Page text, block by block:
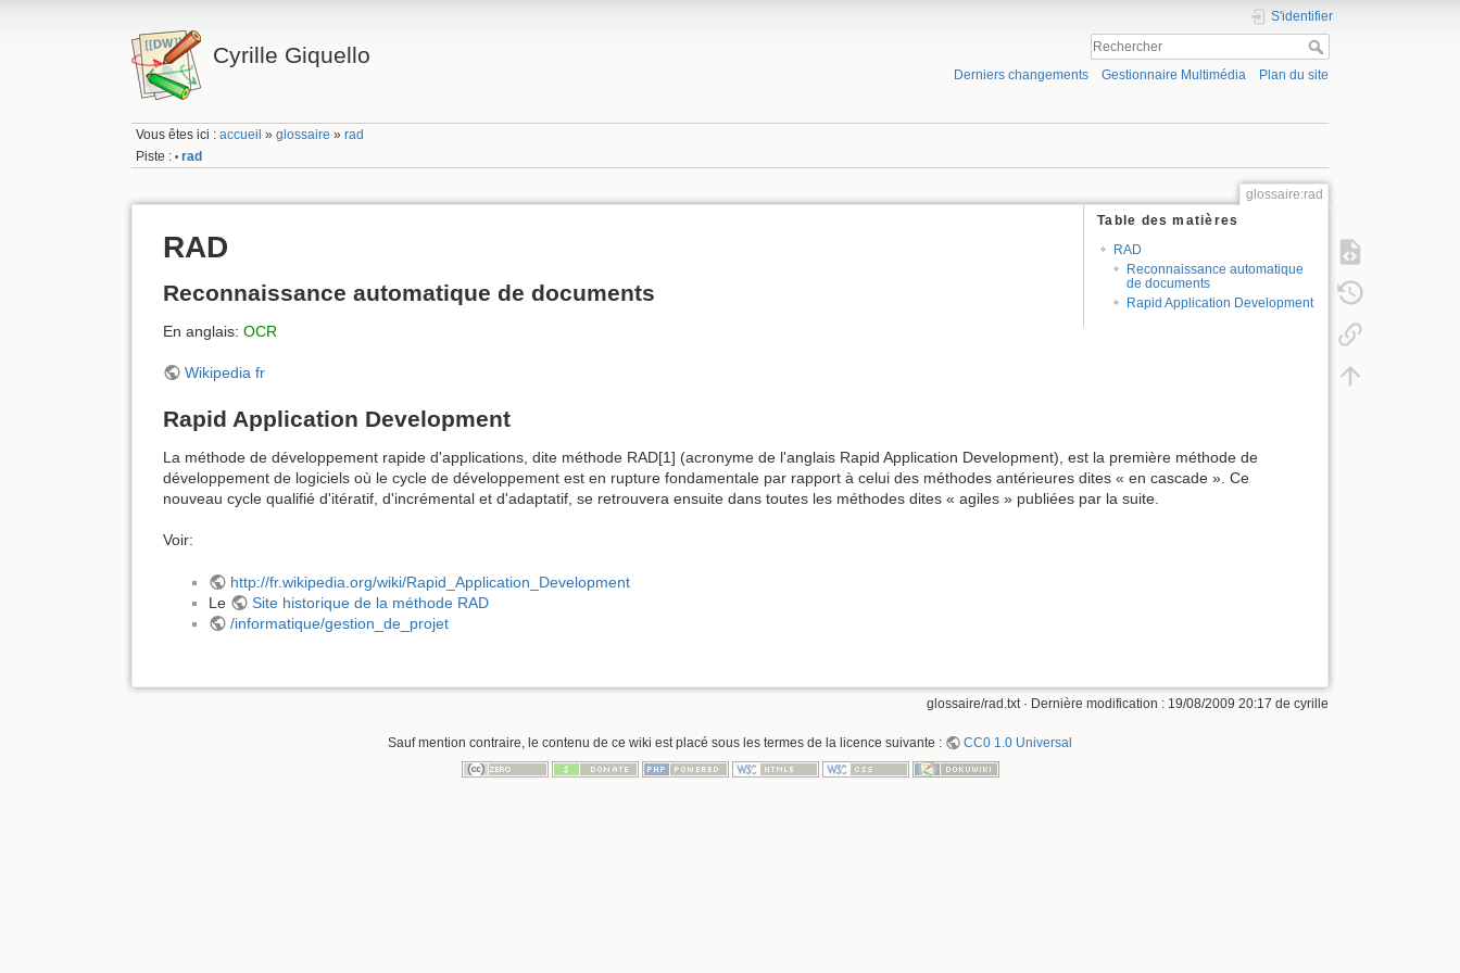
Cyrille Giquello
S'identifier
Derniers changements Gestionnaire Multimédia Plan du site
Vous êtes ici :accueil »glossaire »rad
Piste : • rad
glossaire:rad
Table des matières
RAD
Reconnaissance automatique
de documents
Rapid Application Development
RAD
Reconnaissance automatique de documents
En anglais: OCR
Wikipedia fr
Rapid Application Development
La méthode de développement rapide d'applications, dite méthode RAD[1] (acronyme de l'anglais Rapid Application Development), est la première méthode de
développement de logiciels où le cycle de développement est en rupture fondamentale par rapport à celui des méthodes antérieures dites « en cascade ». Ce
nouveau cycle qualifié d'itératif, d'incrémental et d'adaptatif, se retrouvera ensuite dans toutes les méthodes dites « agiles » publiées par la suite.
Voir:
http://fr.wikipedia.org/wiki/Rapid_Application_Development
Le
Site historique de la méthode RAD
/informatique/gestion_de_projet
glossaire/rad.txt · Dernière modification : 19/08/2009 20:17 de cyrille
Sauf mention contraire, le contenu de ce wiki est placé sous les termes de la licence suivante : CC0 1.0 Universal